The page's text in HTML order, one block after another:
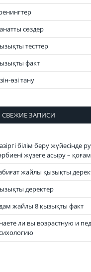
сөздер
тесттер
факт
өзі тану
СВЕЖИЕ ЗАПИСИ
білім беру жүйесінде
жүзеге асыру – қоғам
жайлы қызықты
деректер
жайлы 8 қызықты факт
ли вы возрастную и